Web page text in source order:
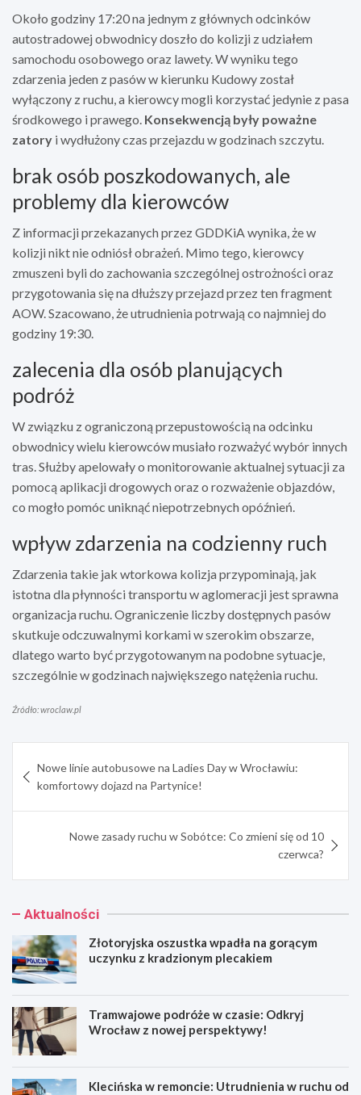
Około godziny 17:20 na jednym z głównych odcinków
autostradowej obwodnicy doszło do kolizji z udziałem
samochodu osobowego oraz lawety. W wyniku tego
zdarzenia jeden z pasów w kierunku Kudowy został
wyłączony z ruchu, a kierowcy mogli korzystać jedynie z pasa
środkowego i prawego. Konsekwencją były poważne
zatory i wydłużony czas przejazdu w godzinach szczytu.
brak osób poszkodowanych, ale
problemy dla kierowców
Z informacji przekazanych przez GDDKiA wynika, że w
kolizji nikt nie odniósł obrażeń. Mimo tego, kierowcy
zmuszeni byli do zachowania szczególnej ostrożności oraz
przygotowania się na dłuższy przejazd przez ten fragment
AOW. Szacowano, że utrudnienia potrwają co najmniej do
godziny 19:30.
zalecenia dla osób planujących
podróż
W związku z ograniczoną przepustowością na odcinku
obwodnicy wielu kierowców musiało rozważyć wybór innych
tras. Służby apelowały o monitorowanie aktualnej sytuacji za
pomocą aplikacji drogowych oraz o rozważenie objazdów,
co mogło pomóc uniknąć niepotrzebnych opóźnień.
wpływ zdarzenia na codzienny ruch
Zdarzenia takie jak wtorkowa kolizja przypominają, jak
istotna dla płynności transportu w aglomeracji jest sprawna
organizacja ruchu. Ograniczenie liczby dostępnych pasów
skutkuje odczuwalnymi korkami w szerokim obszarze,
dlatego warto być przygotowanym na podobne sytuacje,
szczególnie w godzinach największego natężenia ruchu.
Źródło: wroclaw.pl
wpisu
Nowe linie autobusowe na Ladies Day w Wrocławiu:
komfortowy dojazd na Partynice!
Nowe zasady ruchu w Sobótce: Co zmieni się od 10
czerwca?
Aktualności
Złotoryjska oszustka wpadła na gorącym
uczynku z kradzionym plecakiem
Tramwajowe podróże w czasie: Odkryj
Wrocław z nowej perspektywy!
Klecińska w remoncie: Utrudnienia w ruchu od